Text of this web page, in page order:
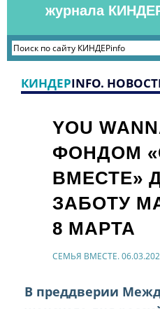
журнала
КИНДЕРINFO.
YOU
ФОНДОМ
ВМЕСТЕ»
ЗАБОТУ
8 МАРТА
СЕМЬЯ ВМЕСТЕ.
В преддверии